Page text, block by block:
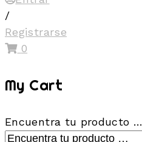
/
Registrarse
0
My Cart
Encuentra tu producto …